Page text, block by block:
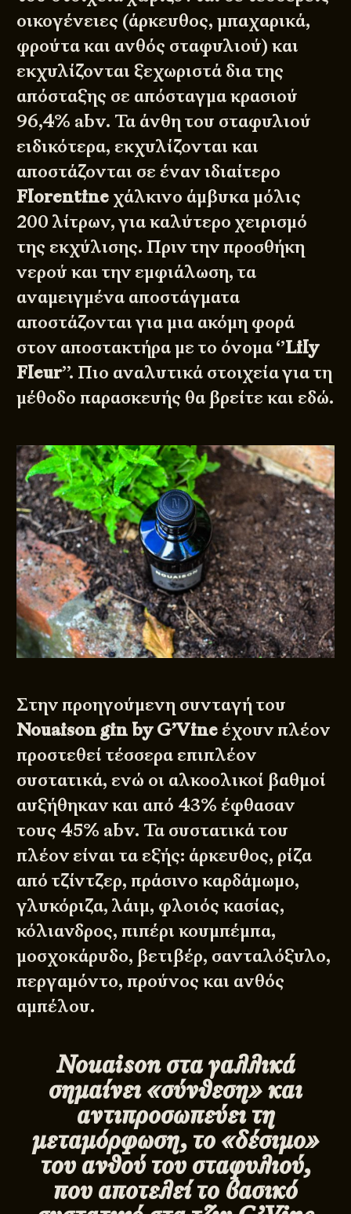
οικογένειες (άρκευθος, μπαχαρικά,
φρούτα και ανθός σταφυλιού) και
εκχυλίζονται ξεχωριστά δια της
απόσταξης σε απόσταγμα κρασιού
96,4% abv. Τα άνθη του σταφυλιού
ειδικότερα, εκχυλίζονται και
αποστάζονται σε έναν ιδιαίτερο
Florentine χάλκινο άμβυκα μόλις
200 λίτρων, για καλύτερο χειρισμό
της εκχύλισης. Πριν την προσθήκη
νερού και την εμφιάλωση, τα
αναμειγμένα αποστάγματα
αποστάζονται για μια ακόμη φορά
στον αποστακτήρα με το όνομα ‘’Lily
Fleur’’. Πιο αναλυτικά στοιχεία για τη
μέθοδο παρασκευής θα βρείτε και εδώ.
Στην προηγούμενη συνταγή του
Nouaison gin by G’Vine έχουν πλέον
προστεθεί τέσσερα επιπλέον
συστατικά, ενώ οι αλκοολικοί βαθμοί
αυξήθηκαν και από 43% έφθασαν
τους 45% abv. Τα συστατικά του
πλέον είναι τα εξής: άρκευθος, ρίζα
από τζίντζερ, πράσινο καρδάμωμο,
γλυκόριζα, λάιμ, φλοιός κασίας,
κόλιανδρος, πιπέρι κουμπέμπα,
μοσχοκάρυδο, βετιβέρ, σανταλόξυλο,
περγαμόντο, προύνος και ανθός
αμπέλου.
Nouaison στα γαλλικά
σημαίνει «σύνθεση» και
αντιπροσωπεύει τη
μεταμόρφωση, το «δέσιμο»
του ανθού του σταφυλιού,
που αποτελεί το βασικό